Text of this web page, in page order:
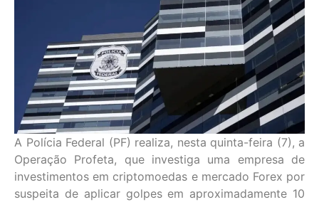
A Polícia Federal (PF) realiza, nesta quinta-feira (7), a
Operação Profeta, que investiga uma empresa de
investimentos em criptomoedas e mercado Forex por
suspeita de aplicar golpes em aproximadamente 10